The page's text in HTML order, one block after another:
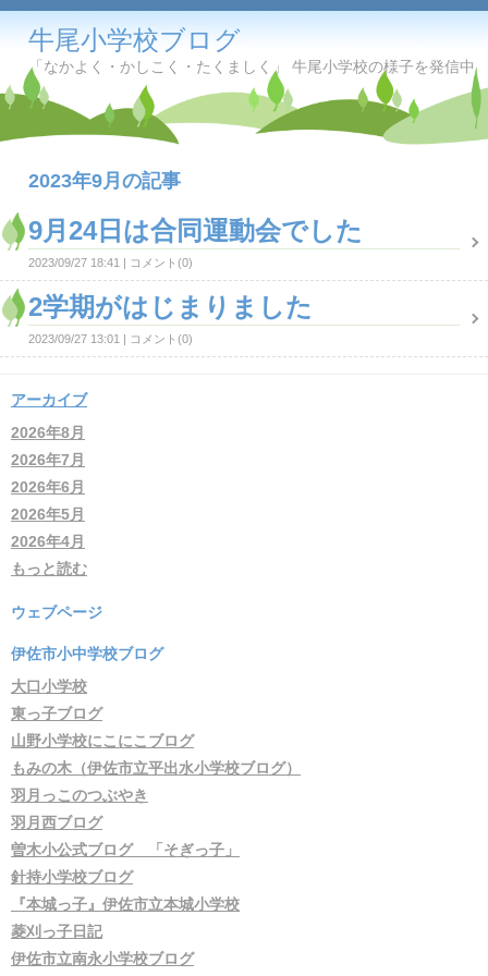
牛尾小学校ブログ
「なかよく・かしこく・たくましく」 牛尾小学校の様子を発信中
2023年9月の記事
9月24日は合同運動会でした
2023/09/27 18:41 コメント(0)
2学期がはじまりました
2023/09/27 13:01 コメント(0)
アーカイブ
2026年8月
2026年7月
2026年6月
2026年5月
2026年4月
もっと読む
ウェブページ
伊佐市小中学校ブログ
大口小学校
東っ子ブログ
山野小学校にこにこブログ
もみの木（伊佐市立平出水小学校ブログ）
羽月っこのつぶやき
羽月西ブログ
曽木小公式ブログ 「そぎっ子」
針持小学校ブログ
『本城っ子』伊佐市立本城小学校
菱刈っ子日記
伊佐市立南永小学校ブログ